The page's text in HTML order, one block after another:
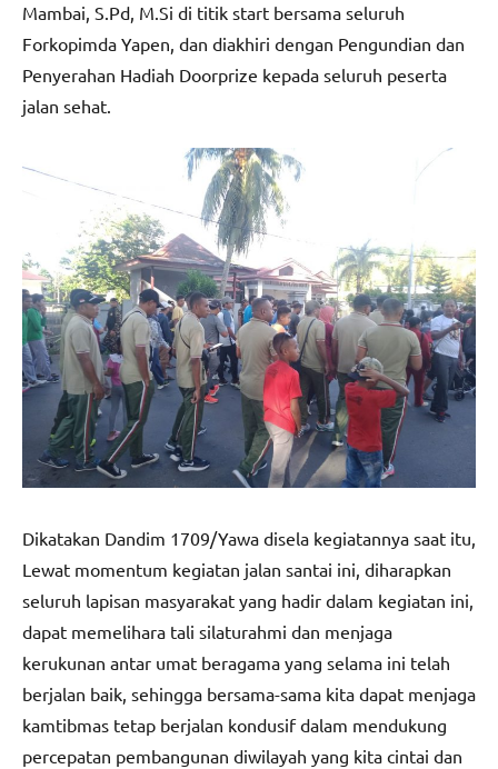
Mambai, S.Pd, M.Si di titik start bersama seluruh
Forkopimda Yapen, dan diakhiri dengan Pengundian dan
Penyerahan Hadiah Doorprize kepada seluruh peserta
jalan sehat.
Dikatakan Dandim 1709/Yawa disela kegiatannya saat itu,
Lewat momentum kegiatan jalan santai ini, diharapkan
seluruh lapisan masyarakat yang hadir dalam kegiatan ini,
dapat memelihara tali silaturahmi dan menjaga
kerukunan antar umat beragama yang selama ini telah
berjalan baik, sehingga bersama-sama kita dapat menjaga
kamtibmas tetap berjalan kondusif dalam mendukung
percepatan pembangunan diwilayah yang kita cintai dan